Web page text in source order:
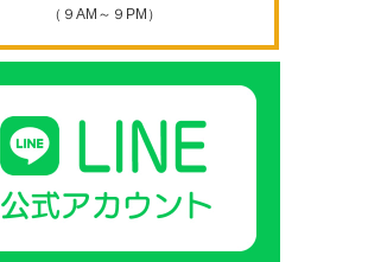
（９AM～９PM）